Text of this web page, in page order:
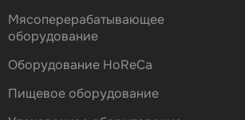
Мясоперерабатывающее
оборудование
Оборудование HoReCa
Пищевое оборудование